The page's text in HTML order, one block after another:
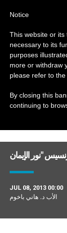
DAY
DERNIÈRES
JUL 08, 2013 00:00
الأب د. هاني باخوم
Notice
This website or
necessary to its
purposes
more or withdraw
please refer to the
By closing this
continuing to